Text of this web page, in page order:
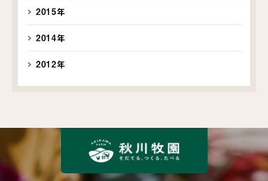
2015年
2014年
2012年